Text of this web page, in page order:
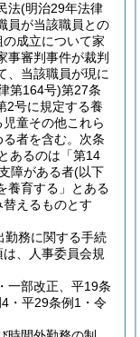
法(明治29年法律
員が当該職員との
成立について家
事審判事件が裁判
、当該職員が現に
第164号)第27条
2号に規定する養
童その他これら
者を含む。次条
あるのは「第14
障がある者(以下
養育する」とある
えるものとす
勤務に関する手続
、人事委員会規
一部改正、平19条
・平29条例1・令